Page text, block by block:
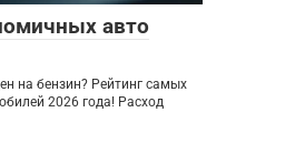
авто
на бензин? Рейтинг самых
2026 года! Расход